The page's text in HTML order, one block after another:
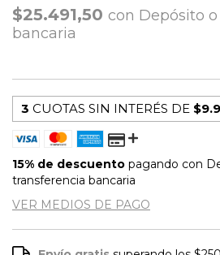
$25.491,50 con Depósito
bancaria
3 CUOTAS SIN INTERÉS DE
15% de descuento pagando con
transferencia bancaria
VER MEDIOS DE PAGO